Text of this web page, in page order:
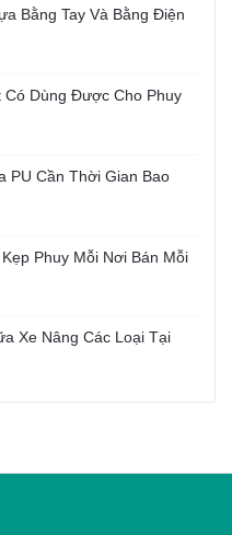
Bằng Tay Và Bằng Điện
Có Dùng Được Cho Phuy
PU Cần Thời Gian Bao
Phuy Mỗi Nơi Bán Mỗi
Xe Nâng Các Loại Tại